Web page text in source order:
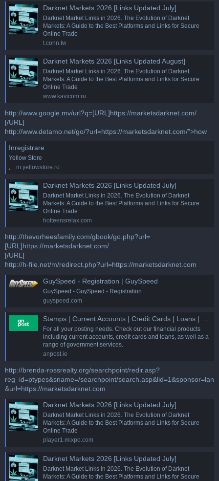
Darknet Markets 2026 [Links Updated July]
Darknet Market Links in 2026. The Evolution of Darknet
Markets: A Guide to the Best Platforms and Links for Secure
Online Trade
t.conn.tw
Darknet Markets 2026 [Links Updated August]
Darknet Market Links in 2026. The Evolution of Darknet
Markets: A Guide to the Best Platforms and Links for Secure
Online Trade
www.kavicom.ru
http://www.google.mv/url?q=[URL]https://marketsdarknet.com/
[/URL]
http://www.detamo.net/go/?url=https://marketsdarknet.com/">how
Inregistrare
Yellow Store
m.yellowstore.ro
Darknet Markets 2026 [Links Updated July]
Darknet Market Links in 2026. The Evolution of Darknet
Markets: A Guide to the Best Platforms and Links for Secure
Online Trade
hotteensrelax.com
http://thevorheesfamily.com/gbook/go.php?url=
[URL]https://marketsdarknet.com/
[/URL]
http://h-file.net/m/redirect.php?url=https://marketsdarknet.com
GuySpeed - Registration | GuySpeed
GuySpeed - GuySpeed - Registration
guyspeed.com
Stamps | Current Accounts | Credit Cards | Loans | An Post
For all your posting needs. Check out our financial products
including current accounts, credit cards and loans, as well as a
range of government services.
anpost.ie
http://brenda-rossrealty.org/searchpoint/redir.asp?
reg_id=ptypes&sname=/searchpoint/search.asp&lid=1&sponsor=lan
&url=https://marketsdarknet.com
Darknet Markets 2026 [Links Updated July]
Darknet Market Links in 2026. The Evolution of Darknet
Markets: A Guide to the Best Platforms and Links for Secure
Online Trade
player1.mixpo.com
Darknet Markets 2026 [Links Updated July]
Darknet Market Links in 2026. The Evolution of Darknet
Markets: A Guide to the Best Platforms and Links for Secure